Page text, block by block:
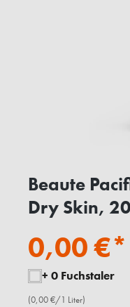
Beaute
Dry Skin,
0,00 €*
+ 0 Fuchstaler
(0,00 €/1 Liter)